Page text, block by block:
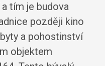
tím je budova
později kino
a pohostinství
objektem